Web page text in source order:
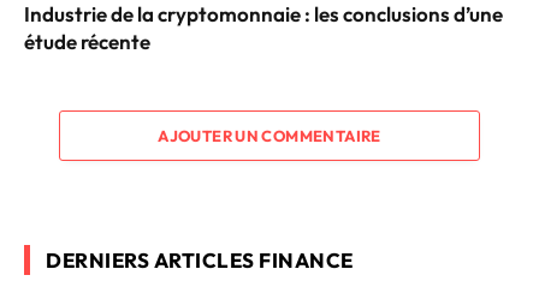
Industrie de la cryptomonnaie : les conclusions d’une
étude récente
AJOUTER UN COMMENTAIRE
DERNIERS ARTICLES FINANCE